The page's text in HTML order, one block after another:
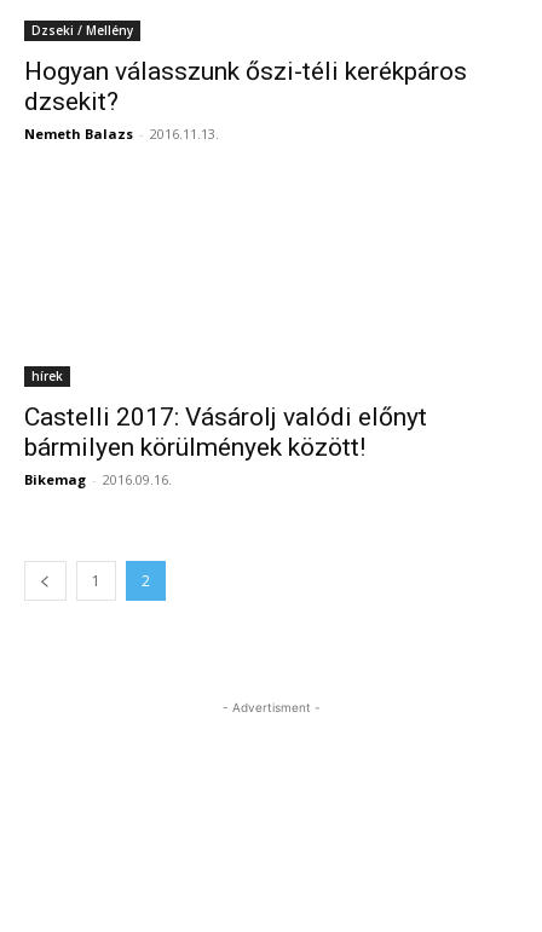
Dzseki / Mellény
Hogyan válasszunk őszi-téli kerékpáros
dzsekit?
Nemeth Balazs - 2016.11.13.
hírek
Castelli 2017: Vásárolj valódi előnyt
bármilyen körülmények között!
Bikemag - 2016.09.16.
1 2
- Advertisment -